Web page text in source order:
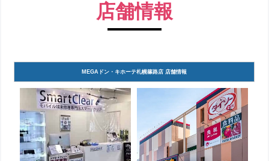
店舗情報
MEGAドン・キホーテ札幌篠路店 店舗情報